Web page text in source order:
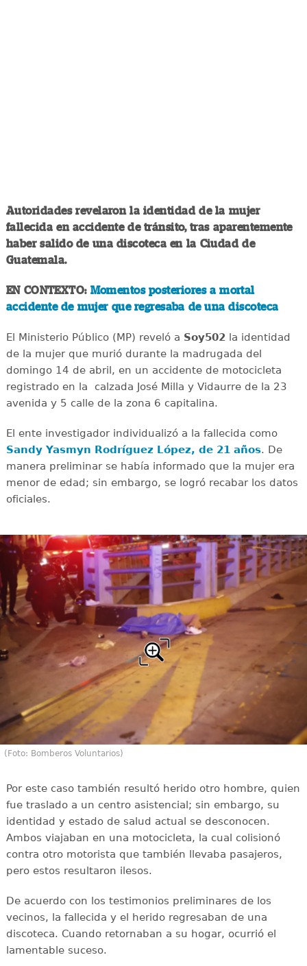
Autoridades revelaron la identidad de la mujer
fallecida en accidente de tránsito, tras aparentemente
haber salido de una discoteca en la Ciudad de
Guatemala.
EN CONTEXTO: Momentos posteriores a mortal
accidente de mujer que regresaba de una discoteca
El Ministerio Público (MP) reveló a Soy502la identidad
de la mujer que murió durante la madrugada del
domingo 14 de abril, en un accidente de motocicleta
registrado en la calzada José Milla y Vidaurre de la 23
avenida y 5 calle de la zona 6 capitalina.
El ente investigador individualizó a la fallecida como
Sandy Yasmyn Rodríguez López, de 21 años. De
manera preliminar se había informado que la mujer era
menor de edad; sin embargo, se logró recabar los datos
oficiales.
(Foto: Bomberos Voluntarios)
Por este caso también resultó herido otro hombre, quien
fue traslado a un centro asistencial; sin embargo, su
identidad y estado de salud actual se desconocen.
Ambos viajaban en una motocicleta, la cual colisionó
contra otro motorista que también llevaba pasajeros,
pero estos resultaron ilesos.
De acuerdo con los testimonios preliminares de los
vecinos, la fallecida y el herido regresaban de una
discoteca. Cuando retornaban a su hogar, ocurrió el
lamentable suceso.